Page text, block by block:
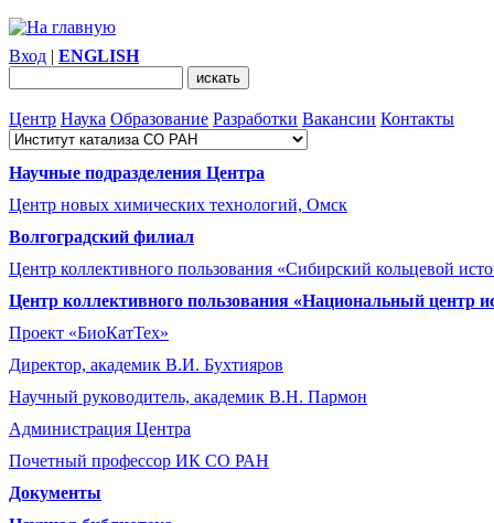
Вход | ENGLISH
Центр Наука Образование Разработки Вакансии Контакты
Научные подразделения Центра
Центр новых химических технологий, Омск
Волгоградский филиал
Центр коллективного пользования «Сибирский кольцевой
Центр коллективного пользования «Национальный центр
Проект «БиоКатТех»
Директор, академик В.И. Бухтияров
Научный руководитель, академик В.Н. Пармон
Администрация Центра
Почетный профессор ИК СО РАН
Документы